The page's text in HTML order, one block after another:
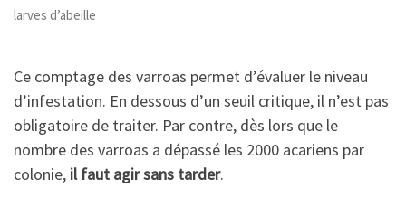
larves d’abeille
Ce comptage des varroas permet d’évaluer le niveau
d’infestation. En dessous d’un seuil critique, il n’est pas
obligatoire de traiter. Par contre, dès lors que le
nombre des varroas a dépassé les 2000 acariens par
colonie, il faut agir sans tarder.